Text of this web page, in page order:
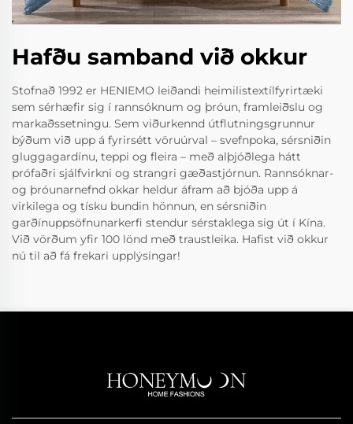
Hafðu samband við okkur
Stofnað 1992 er HENIEMO leiðandi heimilistextílfyrirtæki
sem sérhæfir sig í rannsóknum og þróun, framleiðslu og
markaðssetningu. Sem viðurkennd útflutningsgrunnur
býðum við upp á fyrirsétt vöruúrval – svefnpoka, sérsniðin
gluggagardínu, teppi og fleira – með alþjóðlega hátt
prófaðri sjálfvirkni og strangri gæðastjórnun. Rannsóknar-
og þróunarnefnd okkar heldur áfram að bjóða upp á
virkilega og tísku bundin hönnun, en sérsniðin
garðínuppsöfnunarkerfi stendur sérstaklega sig út í Kína.
Við vörðum yfir 100 lönd með traustleika. Hafist við okkur
nú til að fá frekari upplýsingar!